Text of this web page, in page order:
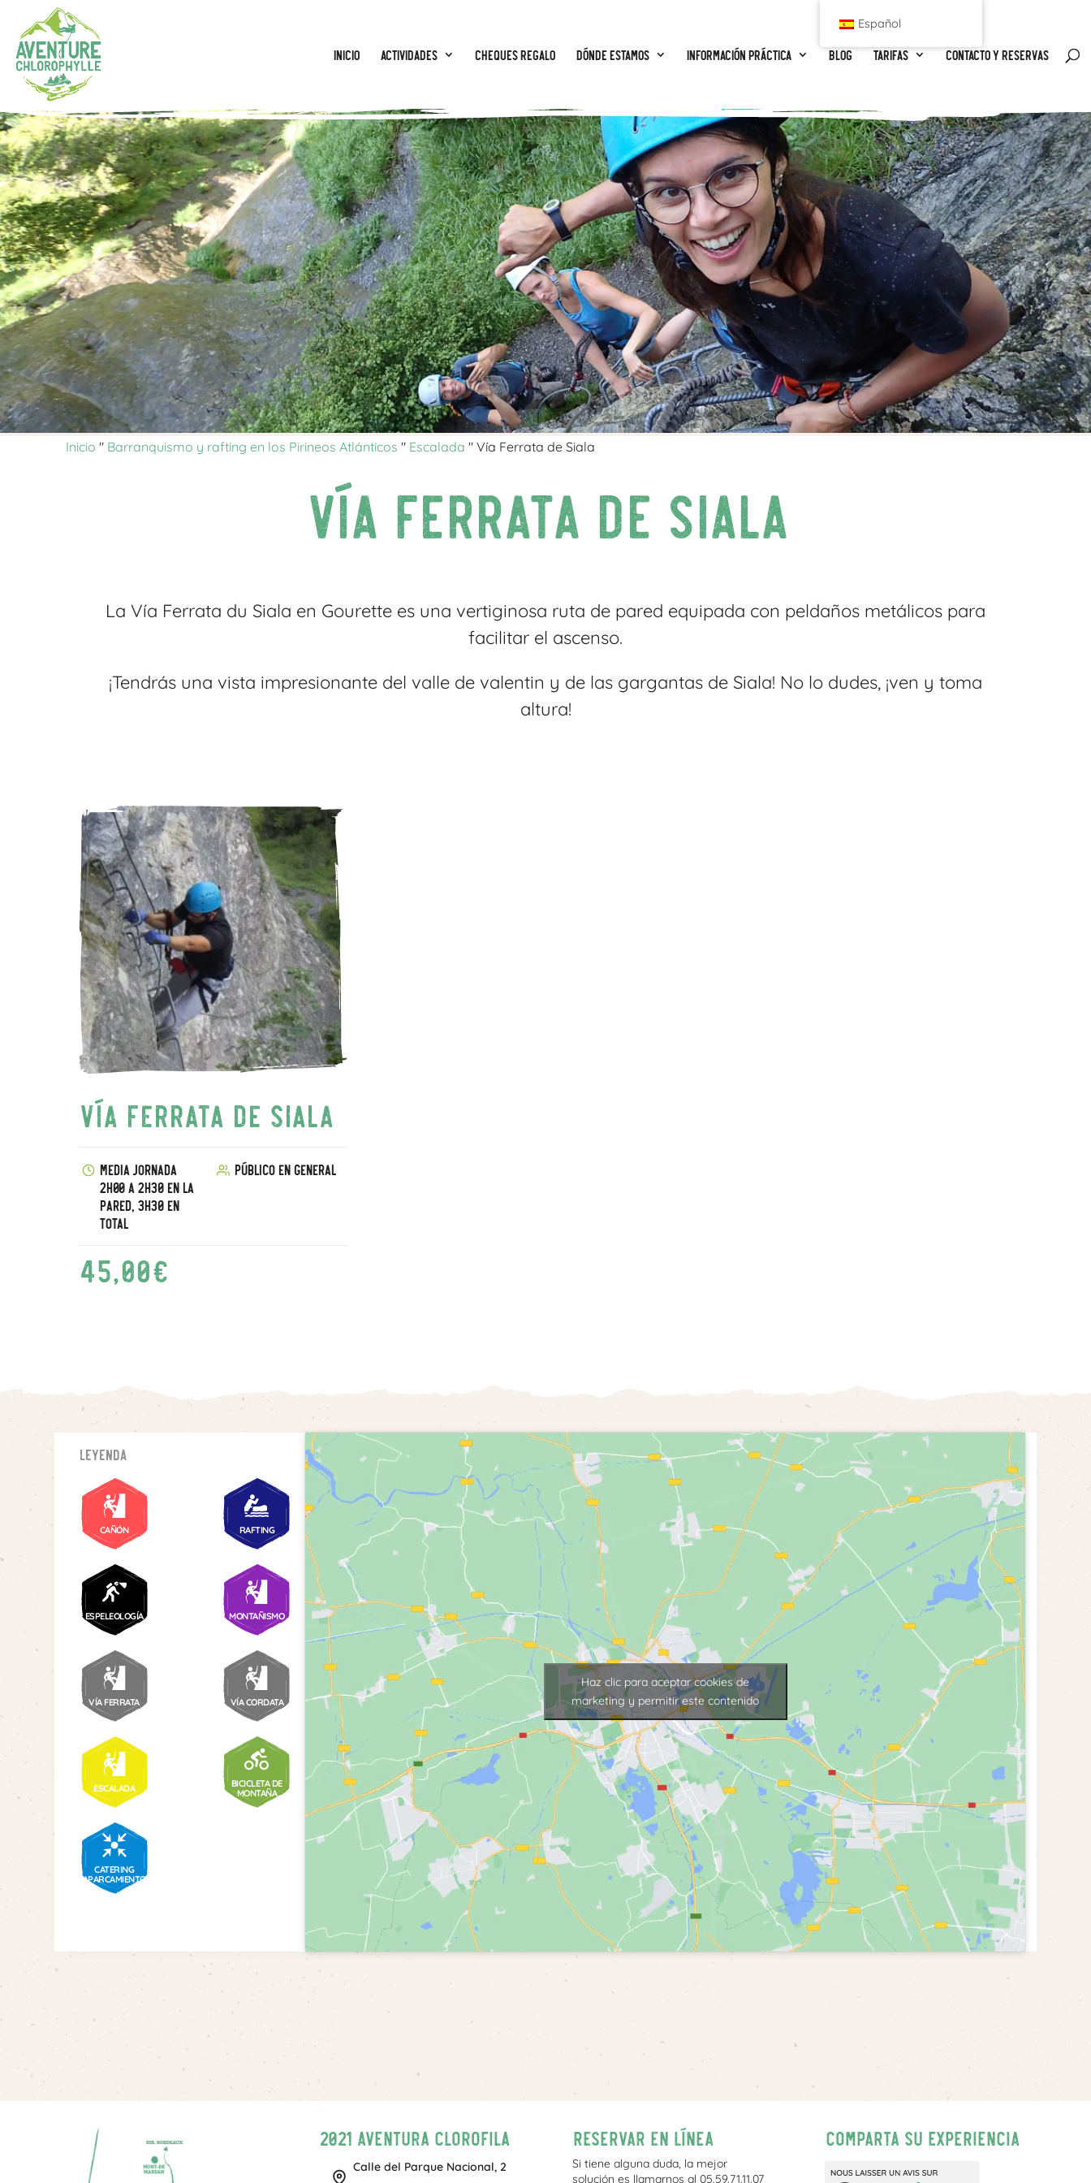
Inicio Actividades CHEQUES REGALO Dónde estamos Información práctica Blog Tarifas Contacto y reservas
Inicio " Barranquismo y rafting en los Pirineos Atlánticos " Escalada " Vía Ferrata de Siala
Vía Ferrata de Siala
La Vía Ferrata du Siala en Gourette es una vertiginosa ruta de pared equipada con peldaños metálicos para
facilitar el ascenso.
¡Tendrás una vista impresionante del valle de valentin y de las gargantas de Siala! No lo dudes, ¡ven y toma
altura!
Vía ferrata de Siala
Media jornada
2h00 a 2h30 en la
pared, 3h30 en
total
Público en general
45,00€
Leyenda
CAÑÓN RAFTING
ESPELEOLOGÍA MONTAÑISMO
VÍA FERRATA VÍA CORDATA
ESCALADA
BICICLETA DE
MONTAÑA
CATERING
APARCAMIENTO
Haz clic para aceptar cookies de
marketing y permitir este contenido
2021 Aventura Clorofila
Calle del Parque Nacional, 2
Reservar en línea
Si tiene alguna duda, la mejor
solución es llamarnos al 05.59.71.11.07
Comparta su experiencia
Español